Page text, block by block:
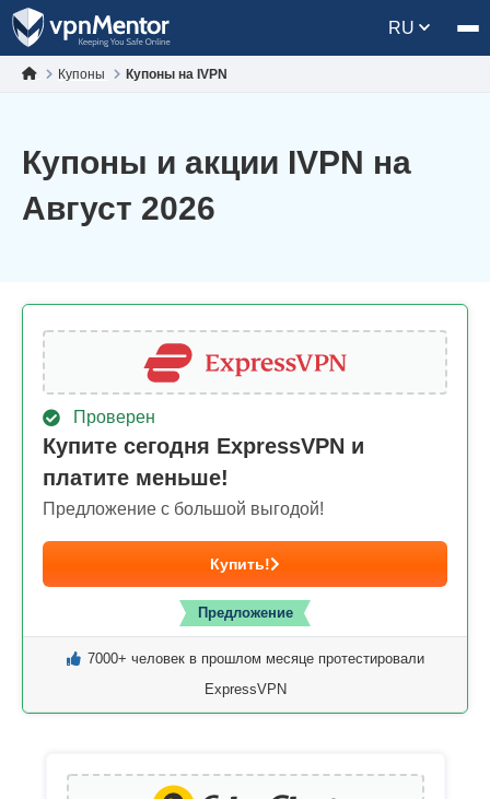
RU
Купоны Купоны на IVPN
Купоны и акции IVPN на
Август 2026
Проверен
Купите сегодня ExpressVPN и
платите меньше!
Предложение с большой выгодой!
Купить!
Предложение
7000+ человек в прошлом месяце протестировали
ExpressVPN